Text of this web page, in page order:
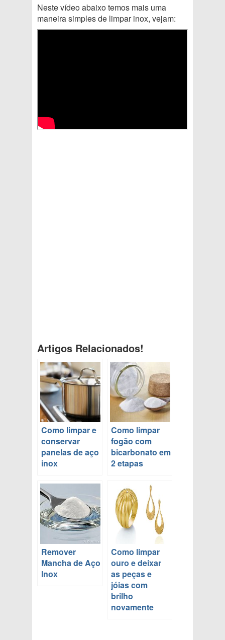
Neste vídeo abaixo temos mais uma
maneira simples de limpar inox, vejam:
Artigos Relacionados!
Como limpar e
conservar
panelas de aço
inox
Como limpar
fogão com
bicarbonato em
2 etapas
Remover
Mancha de Aço
Inox
Como limpar
ouro e deixar
as peças e
jóias com
brilho
novamente